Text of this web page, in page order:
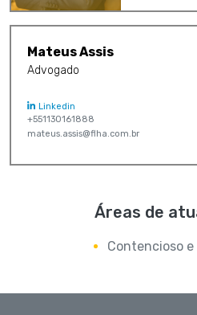
Mateus Assis
Advogado
Linkedin
+551130161888
mateus.assis@flha.com.br
Áreas de
Contencioso